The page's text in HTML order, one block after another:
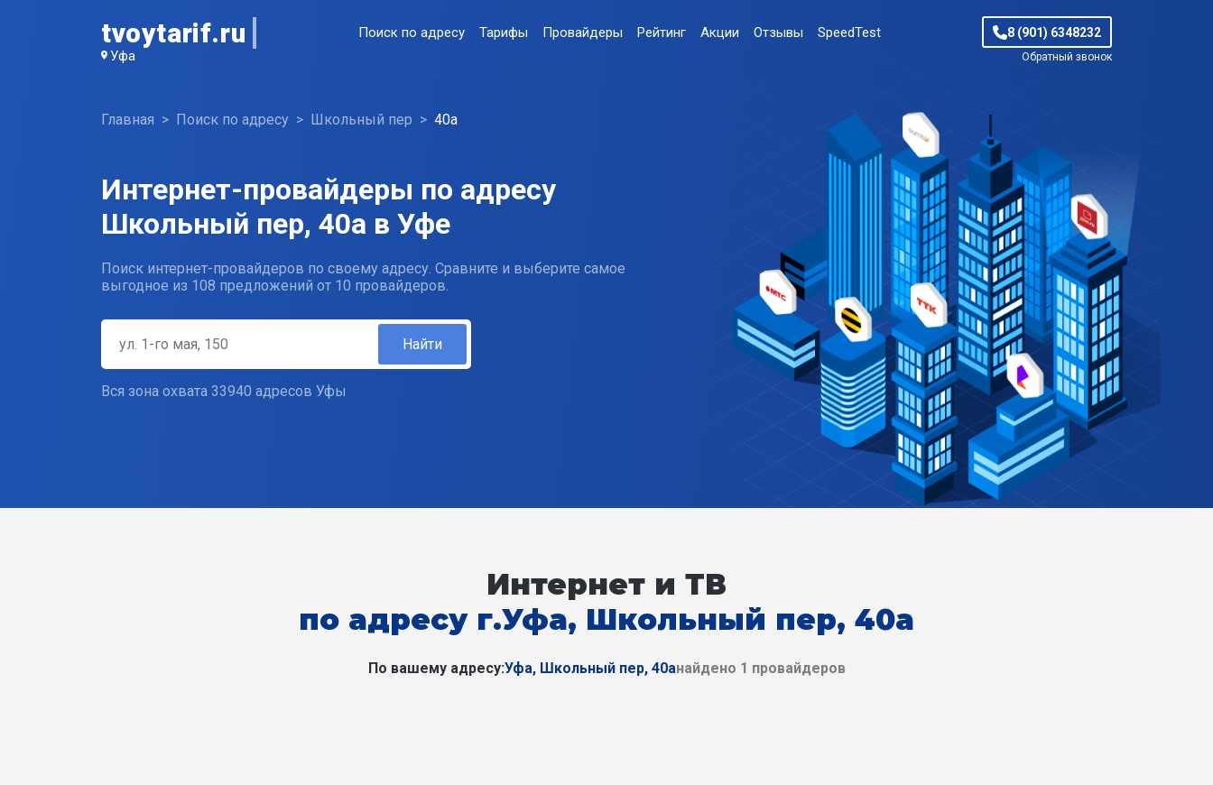
tvoytarif.ru
Уфа
Поиск по адресу Тарифы Провайдеры Рейтинг Акции Отзывы SpeedTest 8 (901) 6348232
Обратный звонок
Главная Поиск по адресу Школьный пер 40а
Интернет-провайдеры по адресу
Школьный пер, 40а в Уфе
Поиск интернет-провайдеров по своему адресу. Сравните и выберите самое
выгодное из 108 предложений от 10 провайдеров.
Найти
Вся зона охвата 33940 адресов Уфы
Интернет и ТВ
по адресу г.Уфа, Школьный пер, 40а
По вашему адресу:Уфа, Школьный пер, 40анайдено 1 провайдеров